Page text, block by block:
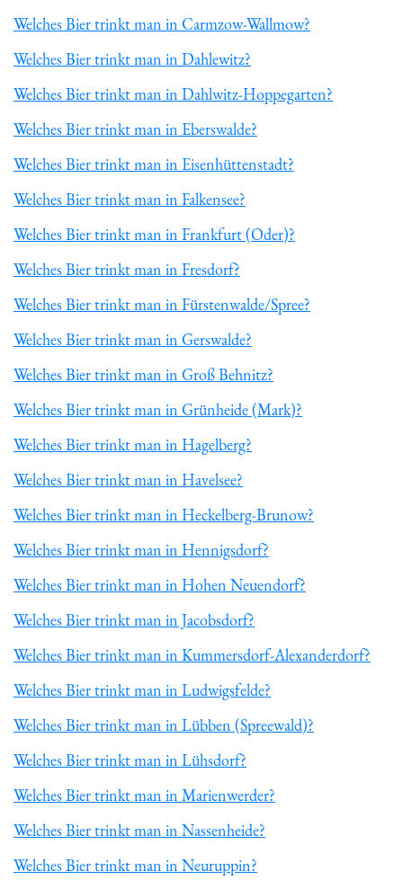
Welches Bier trinkt man in Carmzow-Wallmow?
Welches Bier trinkt man in Dahlewitz?
Welches Bier trinkt man in Dahlwitz-Hoppegarten?
Welches Bier trinkt man in Eberswalde?
Welches Bier trinkt man in Eisenhüttenstadt?
Welches Bier trinkt man in Falkensee?
Welches Bier trinkt man in Frankfurt (Oder)?
Welches Bier trinkt man in Fresdorf?
Welches Bier trinkt man in Fürstenwalde/Spree?
Welches Bier trinkt man in Gerswalde?
Welches Bier trinkt man in Groß Behnitz?
Welches Bier trinkt man in Grünheide (Mark)?
Welches Bier trinkt man in Hagelberg?
Welches Bier trinkt man in Havelsee?
Welches Bier trinkt man in Heckelberg-Brunow?
Welches Bier trinkt man in Hennigsdorf?
Welches Bier trinkt man in Hohen Neuendorf?
Welches Bier trinkt man in Jacobsdorf?
Welches Bier trinkt man in Kummersdorf-Alexanderdorf?
Welches Bier trinkt man in Ludwigsfelde?
Welches Bier trinkt man in Lübben (Spreewald)?
Welches Bier trinkt man in Lühsdorf?
Welches Bier trinkt man in Marienwerder?
Welches Bier trinkt man in Nassenheide?
Welches Bier trinkt man in Neuruppin?